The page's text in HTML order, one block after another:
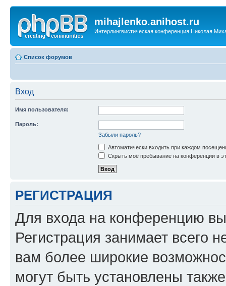
mihajlenko.anihost.ru
Интерлингвистическая конференция Николая
Список форумов
Вход
Имя пользователя:
Пароль:
Забыли пароль?
Автоматически входить при каждом
Скрыть моё пребывание на конференции в
РЕГИСТРАЦИЯ
Для входа на конференцию
Регистрация занимает всего
вам более широкие
могут быть установлены